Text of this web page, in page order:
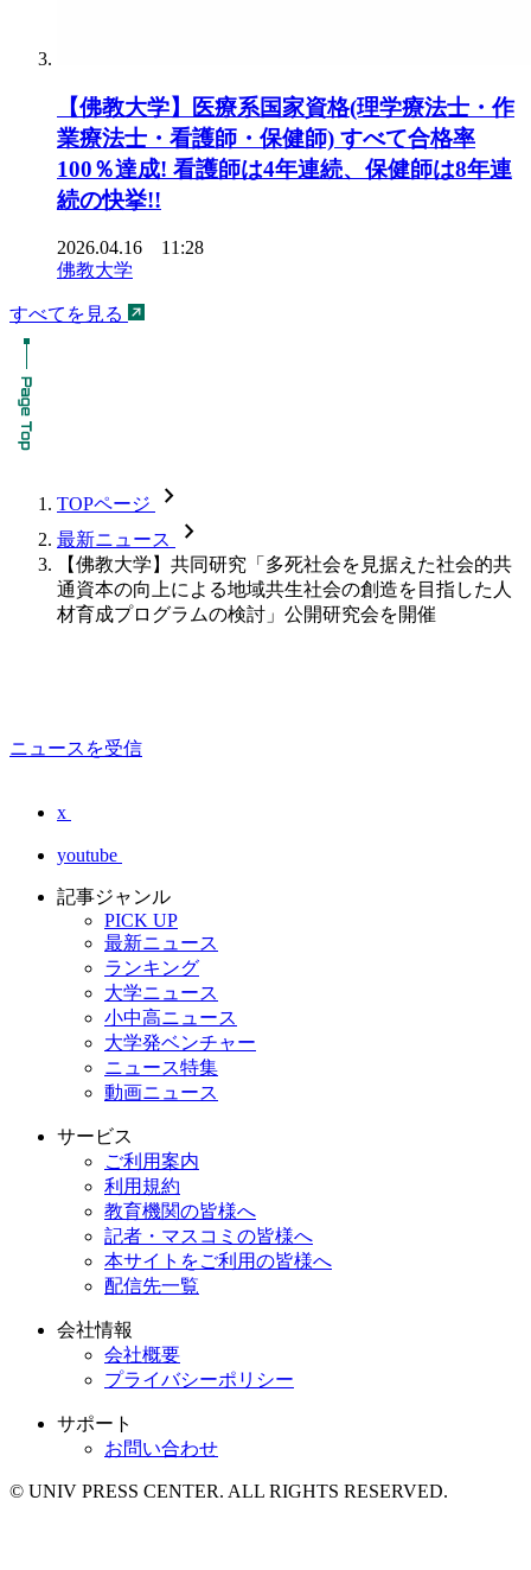
【佛教大学】医療系国家資格(理学療法士・作
業療法士・看護師・保健師) すべて合格率
100％達成! 看護師は4年連続、保健師は8年連
続の快挙!!
2026.04.16 11:28
佛教大学
すべてを見る
TOPページ chevron_forward
最新ニュース chevron_forward
【佛教大学】共同研究「多死社会を見据えた社会的共
通資本の向上による地域共生社会の創造を目指した人
材育成プログラムの検討」公開研究会を開催
ニュースを受信
x
youtube
記事ジャンル
PICK UP
最新ニュース
ランキング
大学ニュース
小中高ニュース
大学発ベンチャー
ニュース特集
動画ニュース
サービス
ご利用案内
利用規約
教育機関の皆様へ
記者・マスコミの皆様へ
本サイトをご利用の皆様へ
配信先一覧
会社情報
会社概要
プライバシーポリシー
サポート
お問い合わせ
© UNIV PRESS CENTER. ALL RIGHTS RESERVED.